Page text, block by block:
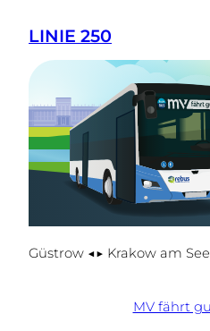
LINIE 250
Güstrow ◀▶ Krakow am
MV fährt